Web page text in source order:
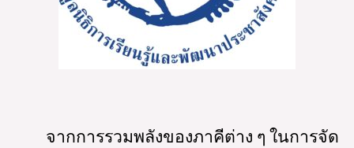
จากการรวมพลังของภาคีต่าง ๆ ในการจัด